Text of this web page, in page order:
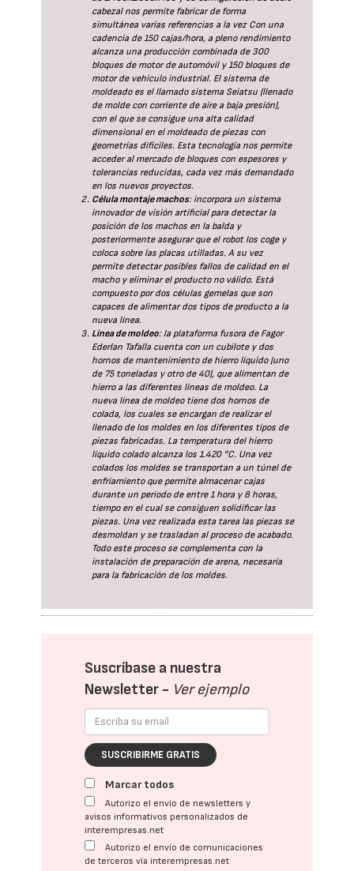
cabezal nos permite fabricar de forma
simultánea varias referencias a la vez Con una
cadencia de 150 cajas/hora, a pleno rendimiento
alcanza una producción combinada de 300
bloques de motor de automóvil y 150 bloques de
motor de vehículo industrial. El sistema de
moldeado es el llamado sistema Seiatsu (llenado
de molde con corriente de aire a baja presión),
con el que se consigue una alta calidad
dimensional en el moldeado de piezas con
geometrías difíciles. Esta tecnología nos permite
acceder al mercado de bloques con espesores y
tolerancias reducidas, cada vez más demandado
en los nuevos proyectos.
Célula montaje machos: incorpora un sistema
innovador de visión artificial para detectar la
posición de los machos en la balda y
posteriormente asegurar que el robot los coge y
coloca sobre las placas utilladas. A su vez
permite detectar posibles fallos de calidad en el
macho y eliminar el producto no válido. Está
compuesto por dos células gemelas que son
capaces de alimentar dos tipos de producto a la
nueva línea.
Línea de moldeo: la plataforma fusora de Fagor
Ederlan Tafalla cuenta con un cubilote y dos
hornos de mantenimiento de hierro líquido (uno
de 75 toneladas y otro de 40), que alimentan de
hierro a las diferentes líneas de moldeo. La
nueva línea de moldeo tiene dos hornos de
colada, los cuales se encargan de realizar el
llenado de los moldes en los diferentes tipos de
piezas fabricadas. La temperatura del hierro
líquido colado alcanza los 1.420 °C. Una vez
colados los moldes se transportan a un túnel de
enfriamiento que permite almacenar cajas
durante un periodo de entre 1 hora y 8 horas,
tiempo en el cual se consiguen solidificar las
piezas. Una vez realizada esta tarea las piezas se
desmoldan y se trasladan al proceso de acabado.
Todo este proceso se complementa con la
instalación de preparación de arena, necesaria
para la fabricación de los moldes.
Suscríbase a nuestra
Newsletter - Ver ejemplo
SUSCRIBIRME GRATIS
Marcar todos
Autorizo el envío de newsletters y
avisos informativos personalizados de
interempresas.net
Autorizo el envío de comunicaciones
de terceros vía interempresas.net